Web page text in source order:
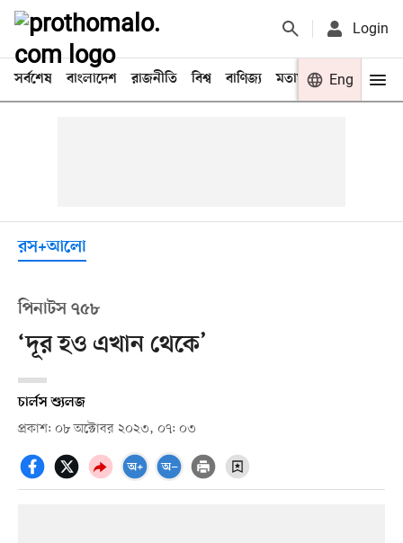
Login
সর্বশেষ বাংলাদেশ রাজনীতি বিশ্ব বাণিজ্য মতামত খেলা
Eng
রস+আলো
পিনাটস ৭৫৮
‘দূর হও এখান থেকে’
চার্লস শ্যুলজ
প্রকাশ: ০৮ অক্টোবর ২০২৩, ০৭: ০৩